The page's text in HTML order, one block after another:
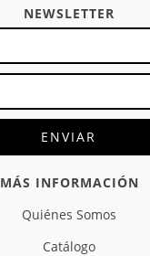
NEWSLETTER
MÁS INFORMACIÓN
Quiénes Somos
Catálogo